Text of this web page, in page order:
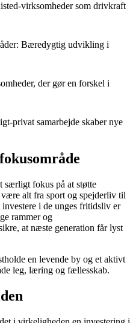
virksomheder som drivkraft
Bæredygtig udvikling i
der gør en forskel i
privat samarbejde skaber nye
særligt fokus på at støtte
alt fra sport og spejderliv til
i de unges fritidsliv er
rammer og
at næste generation får lyst
en levende by og et aktivt
leg, læring og fællesskab.